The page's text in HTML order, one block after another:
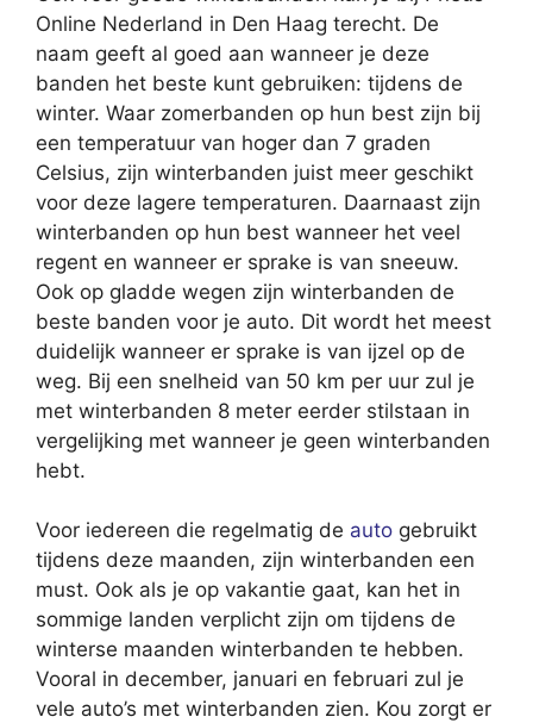
Online Nederland in Den Haag terecht. De
naam geeft al goed aan wanneer je deze
banden het beste kunt gebruiken: tijdens de
winter. Waar zomerbanden op hun best zijn bij
een temperatuur van hoger dan 7 graden
Celsius, zijn winterbanden juist meer geschikt
voor deze lagere temperaturen. Daarnaast zijn
winterbanden op hun best wanneer het veel
regent en wanneer er sprake is van sneeuw.
Ook op gladde wegen zijn winterbanden de
beste banden voor je auto. Dit wordt het meest
duidelijk wanneer er sprake is van ijzel op de
weg. Bij een snelheid van 50 km per uur zul je
met winterbanden 8 meter eerder stilstaan in
vergelijking met wanneer je geen winterbanden
hebt.
Voor iedereen die regelmatig de auto gebruikt
tijdens deze maanden, zijn winterbanden een
must. Ook als je op vakantie gaat, kan het in
sommige landen verplicht zijn om tijdens de
winterse maanden winterbanden te hebben.
Vooral in december, januari en februari zul je
vele auto’s met winterbanden zien. Kou zorgt er